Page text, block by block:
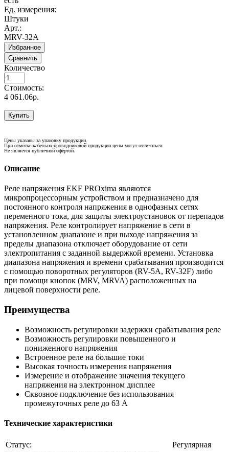
Ед. измерения:
Штуки
Арт.:
MRV-32A
Избранное
Сравнить
Количество
Стоимость:
4 061.06р.
Купить
Цены указаны за упаковку продукции.
При отмотке кабельно-проводниковой продукции цены могут отличаться.
Не является публичной офертой.
Описание
Реле напряжения EKF PROxima являются
микропроцессорным устройством и предназначено для
постоянного контроля напряжения в однофазных сетях
переменного тока, для защиты электроустановок от перепадов
напряжения. Реле контролирует напряжение в сети в
установленном диапазоне и при выходе напряжения за
пределы диапазона отключает оборудование от сети
электропитания с заданной выдержкой времени. Установка
диапазона напряжения и времени срабатывания производится
с помощью поворотных регуляторов (RV-5A, RV-32F) либо
при помощи кнопок (MRV, MRVA) расположенных на
лицевой поверхности реле.
Преимущества
Возможность регулировки задержки срабатывания реле
Возможность регулировки повышенного и
пониженного напряжения
Встроенное реле на большие токи
Высокая точность измерения напряжения
Измерение и отображение значения текущего
напряжения на электронном дисплее
Сквозное подключение без использования
промежуточных реле до 63 А
Технические характеристики
Статус:
Регулярная